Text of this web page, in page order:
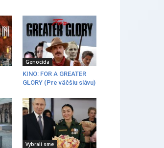
Genocída
KINO: FOR A GREATER
GLORY (Pre väčšiu slávu)
Vybrali sme